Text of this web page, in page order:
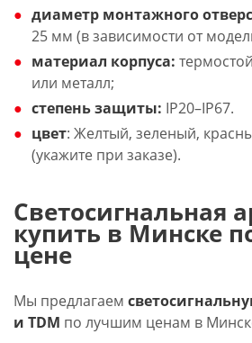
диаметр монтажного
25 мм (в зависимости от
материал корпуса:
или металл;
степень защиты: IP20–IP67.
цвет: Желтый, зеленый,
(укажите при заказе).
Светосигнальная
купить в Минске
цене
Мы предлагаем
и TDM по лучшим ценам в